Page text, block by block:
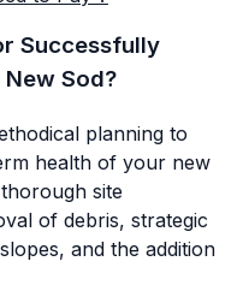
Successfully
Sod?
planning to
health of your new
site
of debris, strategic
and the addition